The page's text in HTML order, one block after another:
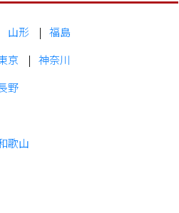
山形
福島
京
神奈川
野
歌山